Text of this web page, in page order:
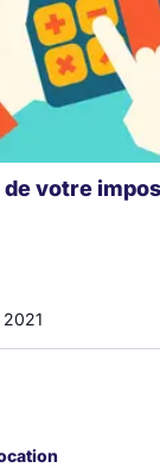
de votre